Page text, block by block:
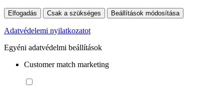
Elfogadás Csak a szükséges Beállítások módosítása
Adatvédelemi nyilatkozatot
Egyéni adatvédelmi beállítások
Customer match marketing